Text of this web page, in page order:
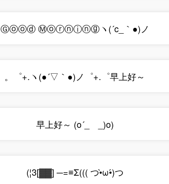
Ⓖⓞⓞⓓ Ⓜⓞⓡⓝⓘⓝⓖヽ(´c_｀●)ノ
。゜+.ヽ(●´▽｀●)ノ゜+.゜早上好～
早上好～ (o´_ _)o)
(¦3[▓▓] ─=≡Σ((( つ•̀ω•́)つ